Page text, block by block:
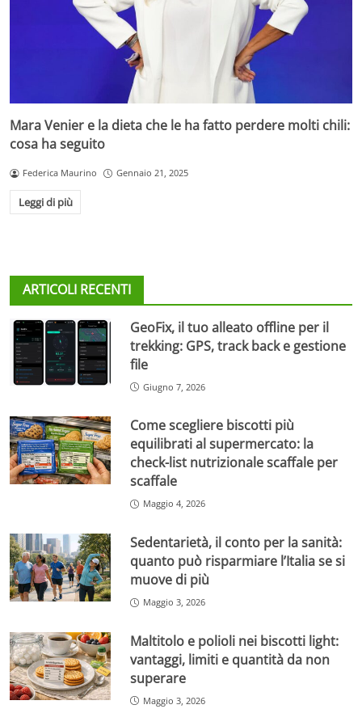
Mara Venier e la dieta che le ha fatto perdere molti chili:
cosa ha seguito
Federica Maurino Gennaio 21, 2025
Leggi di più
ARTICOLI RECENTI
GeoFix, il tuo alleato offline per il
trekking: GPS, track back e gestione
file
Giugno 7, 2026
Come scegliere biscotti più
equilibrati al supermercato: la
check-list nutrizionale scaffale per
scaffale
Maggio 4, 2026
Sedentarietà, il conto per la sanità:
quanto può risparmiare l’Italia se si
muove di più
Maggio 3, 2026
Maltitolo e polioli nei biscotti light:
vantaggi, limiti e quantità da non
superare
Maggio 3, 2026